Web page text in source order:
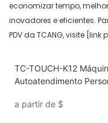
economizar tempo,
inovadores e eficientes.
PDV da TCANG, visite [link
TC-TOUCH-K12
Autoatendimento
a partir de $